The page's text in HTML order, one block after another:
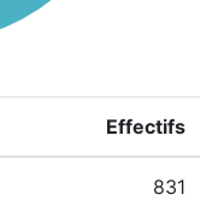
Effectifs
831